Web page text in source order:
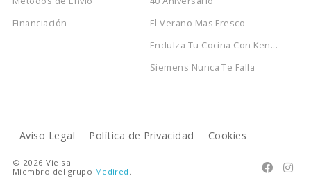
Financiación
El Verano Mas Fresco
Endulza Tu Cocina Con Ken...
Siemens Nunca Te Falla
Aviso Legal Política de Privacidad Cookies
 
© 2026 Vielsa.
Miembro del grupo Medired .